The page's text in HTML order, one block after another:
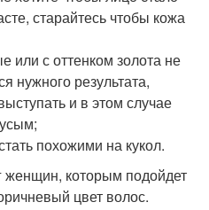
старайтесь чтобы кожа
или с оттенком золота не
нужного результата,
и в этом случае
похожими на кукол.
женщин, которым подойдет
цвет волос.